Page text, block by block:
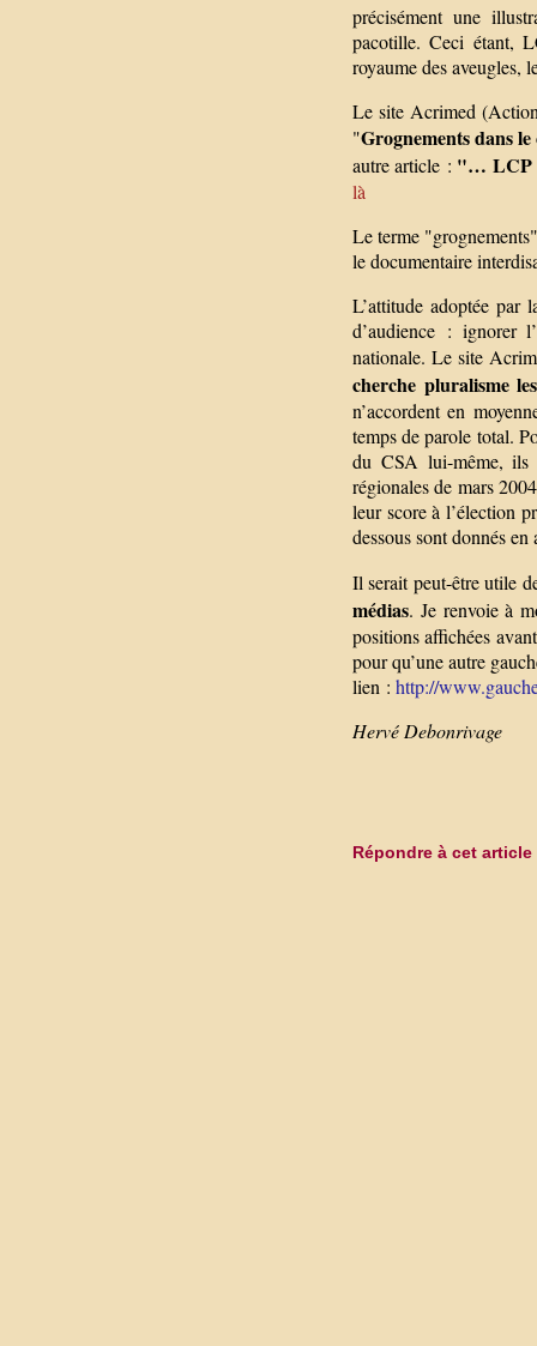
précisément une
pacotille. Ceci étant,
royaume des aveugles,
Le site Acrimed
"Grognements dans
autre article : "… LCP
là
Le terme
le documentaire
L’attitude adoptée
d’audience : ignorer
nationale. Le site
cherche pluralisme
n’accordent en
temps de parole total.
du CSA lui-même, ils
régionales de mars
leur score à l’élection
dessous sont donnés en
Il serait peut-être utile
médias. Je renvoie à
positions affichées
pour qu’une autre
lien : http://
Hervé Debonrivage
Répondre à cet article